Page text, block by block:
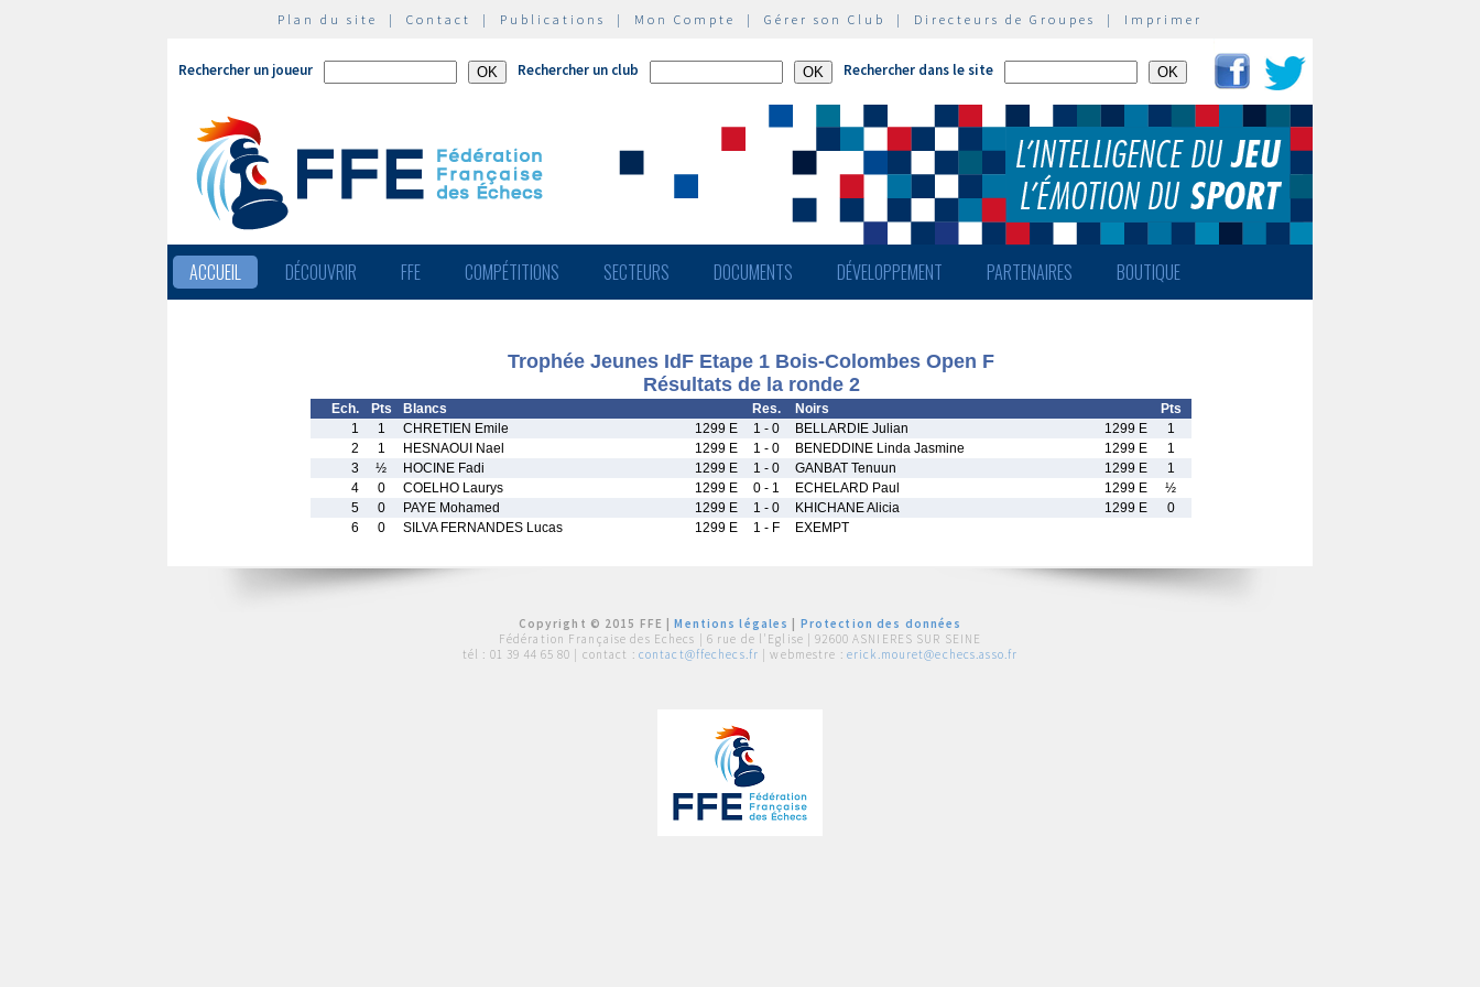
Plan du site | Contact | Publications | Mon Compte | Gérer son Club | Directeurs de Groupes | Imprimer
Rechercher un joueur Rechercher un club Rechercher dans le site
ACCUEIL DÉCOUVRIR FFE COMPÉTITIONS SECTEURS DOCUMENTS DÉVELOPPEMENT PARTENAIRES BOUTIQUE
Trophée Jeunes IdF Etape 1 Bois-Colombes Open F
Résultats de la ronde 2
Ech. Pts Blancs Res. Noirs
Pts
1
1 CHRETIEN Emile 1299 E 1 - 0 BELLARDIE Julian 1299 E
1
2
1 HESNAOUI Nael 1299 E 1 - 0 BENEDDINE Linda Jasmine 1299 E
1
3
½ HOCINE Fadi 1299 E 1 - 0 GANBAT Tenuun 1299 E
1
4
0 COELHO Laurys 1299 E 0 - 1 ECHELARD Paul 1299 E
½
5
0 PAYE Mohamed 1299 E 1 - 0 KHICHANE Alicia 1299 E
0
6
0 SILVA FERNANDES Lucas 1299 E 1 - F EXEMPT
Copyright © 2015 FFE |Mentions légales
Protection des données
Fédération Française des Echecs | 6 rue de l'Eglise | 92600 ASNIERES SUR SEINE
tél : 01 39 44 65 80 | contact : contact@ffechecs.fr | webmestre : erick.mouret@echecs.asso.fr